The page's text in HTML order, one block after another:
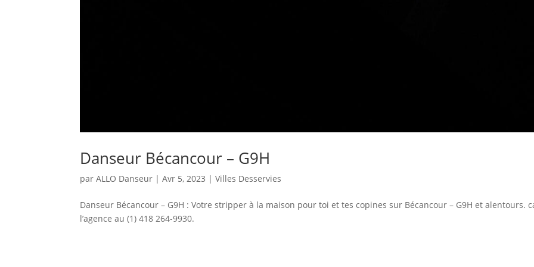
Danseur Bécancour – G9H
parALLO Danseur |Avr 5, 2023 |Villes Desservies
Danseur Bécancour – G9H : Votre stripper à la maison pour toi et tes copines sur Bécancour – G9H et alentours.
l’agence au (1) 418 264-9930.